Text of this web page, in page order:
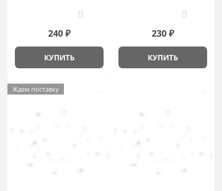
240 ₽
КУПИТЬ
230 ₽
КУПИТЬ
Ждем поставку